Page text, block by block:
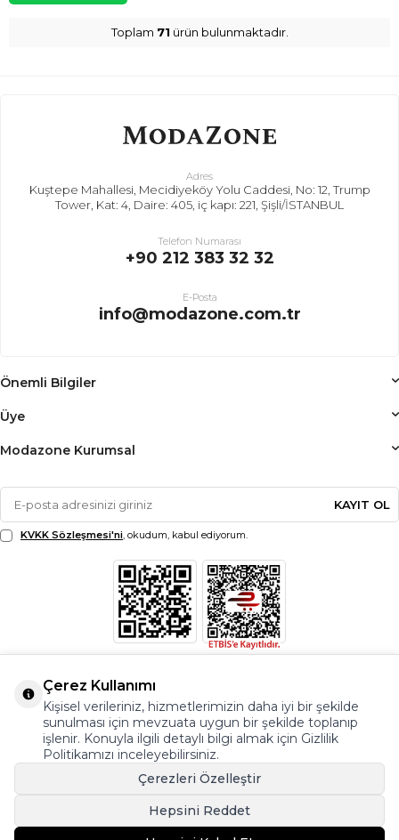
Toplam 71 ürün bulunmaktadır.
Adres
Kuştepe Mahallesi, Mecidiyeköy Yolu Caddesi, No: 12, Trump
Tower, Kat: 4, Daire: 405, iç kapı: 221, Şişli/İSTANBUL
Telefon Numarası
+90 212 383 32 32
E-Posta
info@modazone.com.tr
Önemli Bilgiler
Üye
Modazone Kurumsal
KAYIT OL
KVKK Sözleşmesi'ni, okudum, kabul ediyorum.
Çerez Kullanımı
Kişisel verileriniz, hizmetlerimizin daha iyi bir şekilde
sunulması için mevzuata uygun bir şekilde toplanıp
işlenir. Konuyla ilgili detaylı bilgi almak için Gizlilik
Politikamızı inceleyebilirsiniz.
Çerezleri Özelleştir
Hepsini Reddet